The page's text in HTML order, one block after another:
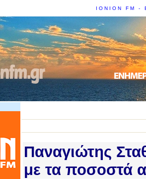
IONION FM -
Παναγιώτης
με τα ποσοστά